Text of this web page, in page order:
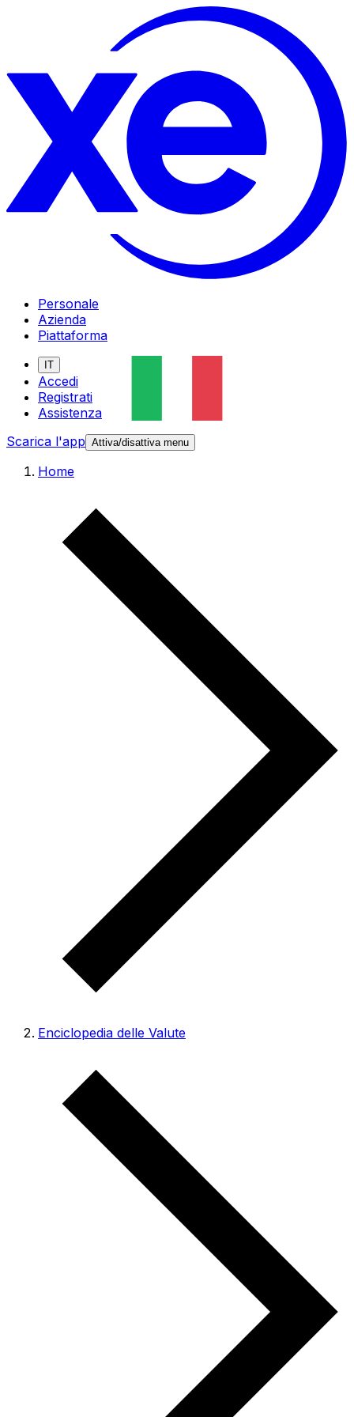
Personale
Azienda
Piattaforma
IT
Accedi
Registrati
Assistenza
Scarica l'app Attiva/disattiva menu
Home
Enciclopedia delle Valute